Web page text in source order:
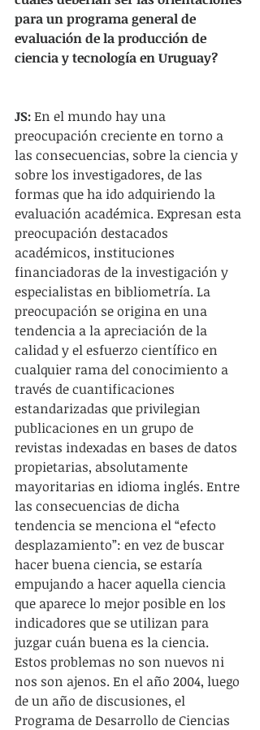
para un programa general de
evaluación de la producción de
ciencia y tecnología en Uruguay?
JS: En el mundo hay una
preocupación creciente en torno a
las consecuencias, sobre la ciencia y
sobre los investigadores, de las
formas que ha ido adquiriendo la
evaluación académica. Expresan esta
preocupación destacados
académicos, instituciones
financiadoras de la investigación y
especialistas en bibliometría. La
preocupación se origina en una
tendencia a la apreciación de la
calidad y el esfuerzo científico en
cualquier rama del conocimiento a
través de cuantificaciones
estandarizadas que privilegian
publicaciones en un grupo de
revistas indexadas en bases de datos
propietarias, absolutamente
mayoritarias en idioma inglés. Entre
las consecuencias de dicha
tendencia se menciona el “efecto
desplazamiento”: en vez de buscar
hacer buena ciencia, se estaría
empujando a hacer aquella ciencia
que aparece lo mejor posible en los
indicadores que se utilizan para
juzgar cuán buena es la ciencia.
Estos problemas no son nuevos ni
nos son ajenos. En el año 2004, luego
de un año de discusiones, el
Programa de Desarrollo de Ciencias